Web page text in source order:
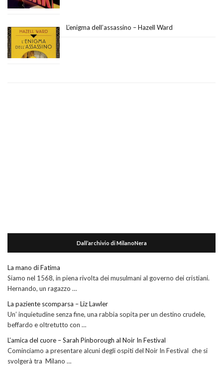
L’enigma dell’assassino – Hazell Ward
Dall’archivio di MilanoNera
La mano di Fatima
Siamo nel 1568, in piena rivolta dei musulmani al governo dei cristiani.
Hernando, un ragazzo …
La paziente scomparsa – Liz Lawler
Un’ inquietudine senza fine, una rabbia sopita per un destino crudele,
beffardo e oltretutto con …
L’amica del cuore – Sarah Pinborough al Noir In Festival
Cominciamo a presentare alcuni degli ospiti del Noir In Festival che si
svolgerà tra Milano …